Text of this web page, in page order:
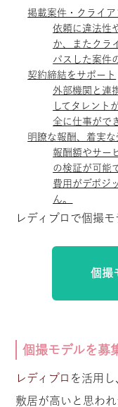
掲載案件・クライ
依頼に違法性
か、またクラ
パスした案件
契約締結をサポート
外部機関と連
してタレント
全に仕事がで
明瞭な報酬、着実な
報酬額やサー
の検証が可能
費用がデポジ
ん。
レディプロで個撮
個撮
個撮モデルを募
レディプロ を活用し
敷居が高いと思わ